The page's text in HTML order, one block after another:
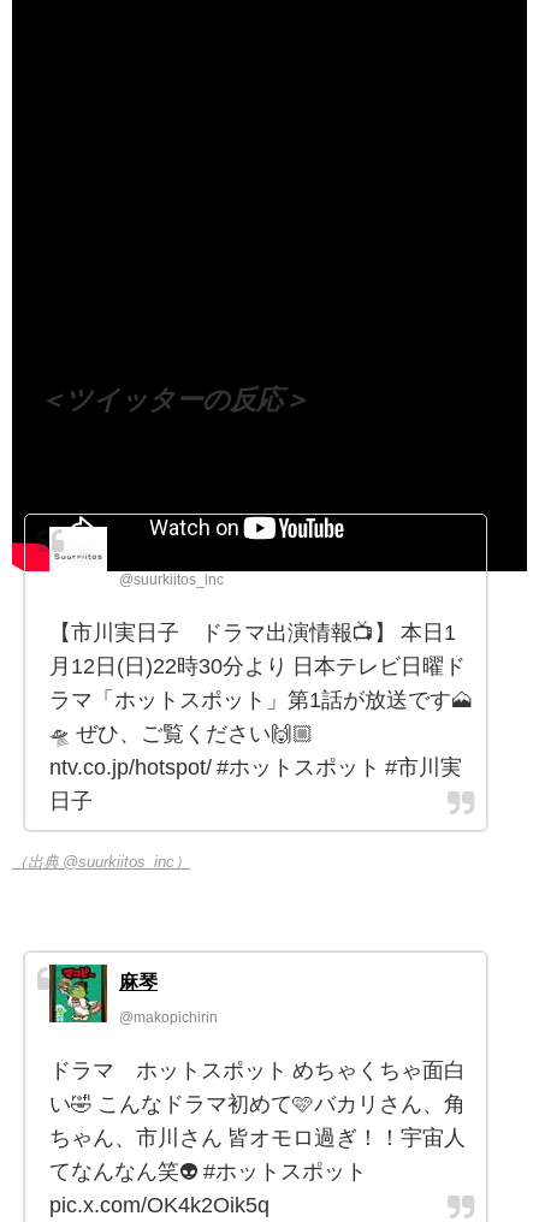
＜ツイッターの反応＞
スールキートス
@suurkiitos_inc
【市川実日子 ドラマ出演情報📺】 本日1
月12日(日)22時30分より 日本テレビ日曜ド
ラマ「ホットスポット」第1話が放送です🗻
🛸 ぜひ、ご覧ください🙌🏼
ntv.co.jp/hotspot/ #ホットスポット #市川実
日子
（出典 @suurkiitos_inc）
麻琴
@makopichirin
ドラマ ホットスポット めちゃくちゃ面白
い🤣 こんなドラマ初めて🩷バカリさん、角
ちゃん、市川さん 皆オモロ過ぎ！！宇宙人
てなんなん笑👽 #ホットスポット
pic.x.com/OK4k2Oik5q